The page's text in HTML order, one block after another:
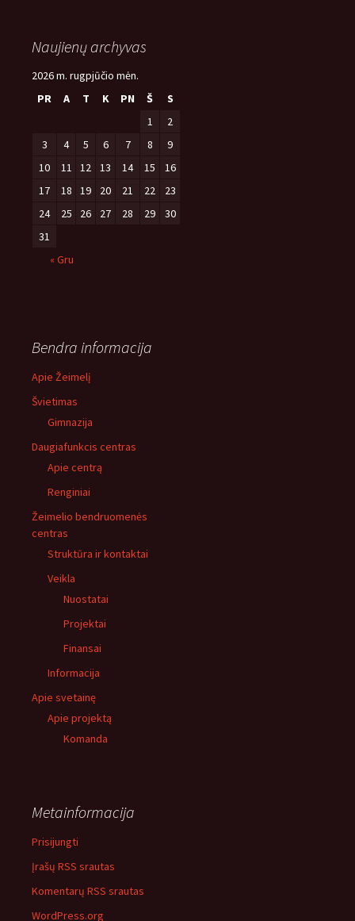
Naujienų archyvas
2026 m. rugpjūčio mėn.
PR
A T K PN Š
S
1
2
3
4 5 6 7 8
9
10
11 12 13 14 15
16
17
18 19 20 21 22
23
24
25 26 27 28 29
30
31
« Gru
Bendra informacija
Apie Žeimelį
Švietimas
Gimnazija
Daugiafunkcis centras
Apie centrą
Renginiai
Žeimelio bendruomenės
centras
Struktūra ir kontaktai
Veikla
Nuostatai
Projektai
Finansai
Informacija
Apie svetainę
Apie projektą
Komanda
Metainformacija
Prisijungti
Įrašų RSS srautas
Komentarų RSS srautas
WordPress.org